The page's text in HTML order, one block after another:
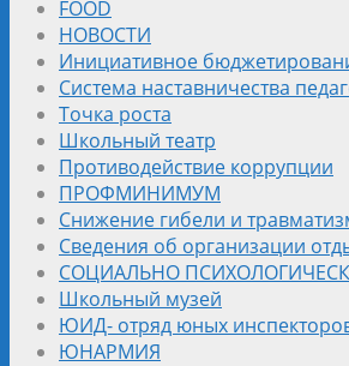
FOOD
НОВОСТИ
Инициативное
Система наставничества
Точка роста
Школьный театр
Противодействие коррупции
ПРОФМИНИМУМ
Снижение гибели и
Сведения об организации
СОЦИАЛЬНО
Школьный музей
ЮИД- отряд юных
ЮНАРМИЯ